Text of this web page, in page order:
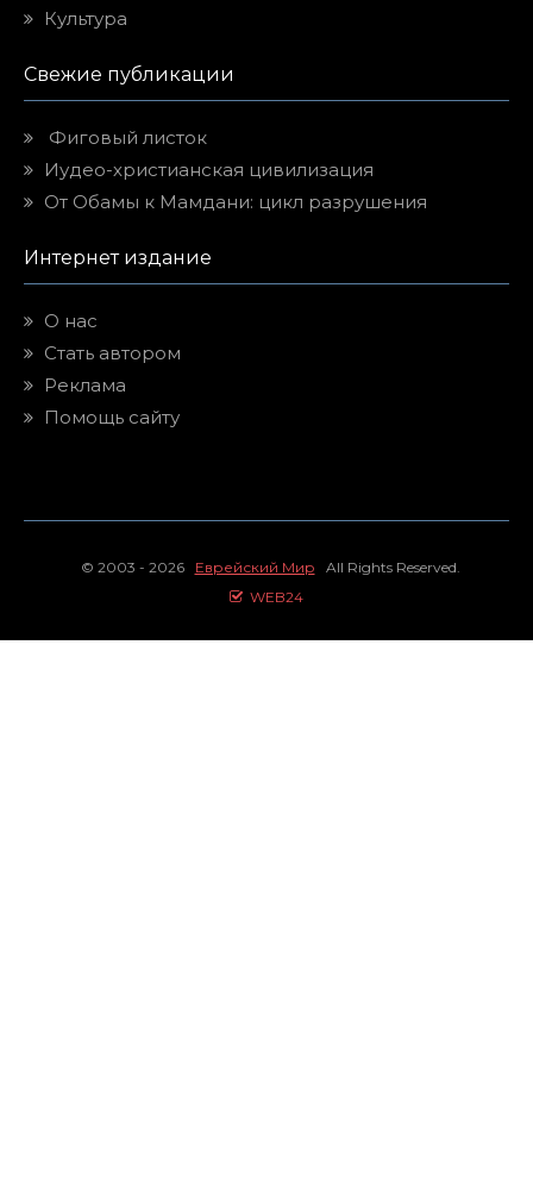
Культура
Свежие публикации
Фиговый листок
Иудео-христианская цивилизация
От Обамы к Мамдани: цикл разрушения
Интернет издание
О нас
Стать автором
Реклама
Помощь сайту
© 2003 - 2026 Еврейский Мир All Rights Reserved.
WEB24